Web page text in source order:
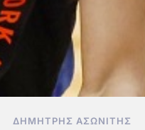
ΔΗΜΉΤΡΗΣ ΑΣΩΝΊΤΗΣ